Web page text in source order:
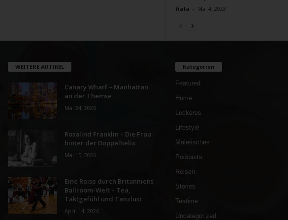
fiala - Mai 4, 2023
WEITERE ARTIKEL
Canary Wharf – Manhattan
an der Themse
Mai 24, 2026
Rosalind Franklin – Die Frau
hinter der Doppelhelix
Mai 15, 2026
Eine Reise durch Britanniens
Ballroom-Welt – Tea,
Taktgefühl und Tanzlust
April 14, 2026
Kategorien
Featured
Home
Leckeres
Lifestyle
Malerisches
Podcasts
Reisen
Stories
Teatime
Uncategorized